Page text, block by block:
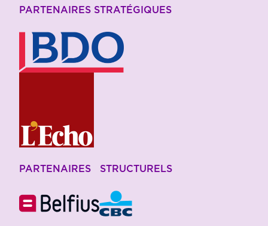
PARTENAIRES STRATÉGIQUES
PARTENAIRES STRUCTURELS